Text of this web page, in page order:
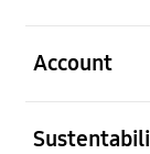
Account